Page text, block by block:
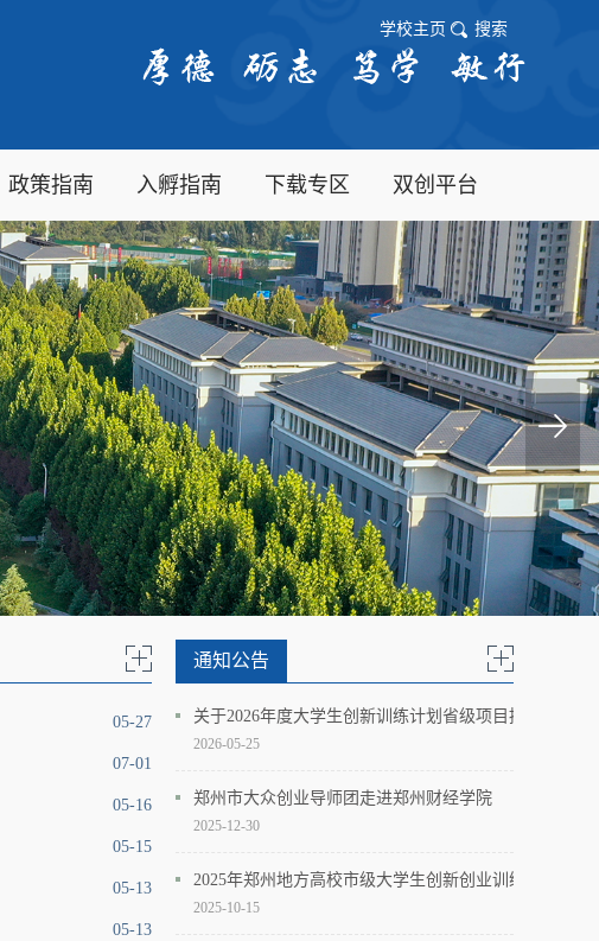
学校主页 搜索
政策指南 入孵指南 下载专区 双创平台
05-27
07-01
05-16
05-15
05-13
05-13
通知公告
关于2026年度大学生创新训练计划省级项目推荐评审结
2026-05-25
郑州市大众创业导师团走进郑州财经学院
2025-12-30
2025年郑州地方高校市级大学生创新创业训练计划立结
2025-10-15